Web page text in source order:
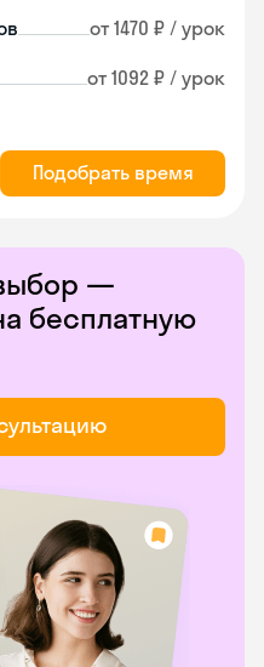
от 1470 ₽ / урок
от 1092 ₽ / урок
Подобрать время
—
бесплатную